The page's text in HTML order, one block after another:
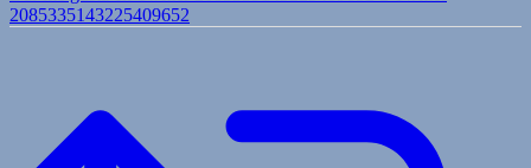
2085335143225409652